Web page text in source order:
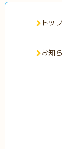
トッ
お知